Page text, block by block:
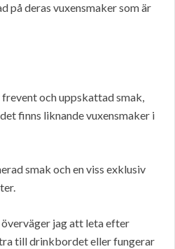
på deras vuxensmaker som är
och uppskattad smak,
finns liknande vuxensmaker i
smak och en viss exklusiv
jag att leta efter
till drinkbordet eller fungerar